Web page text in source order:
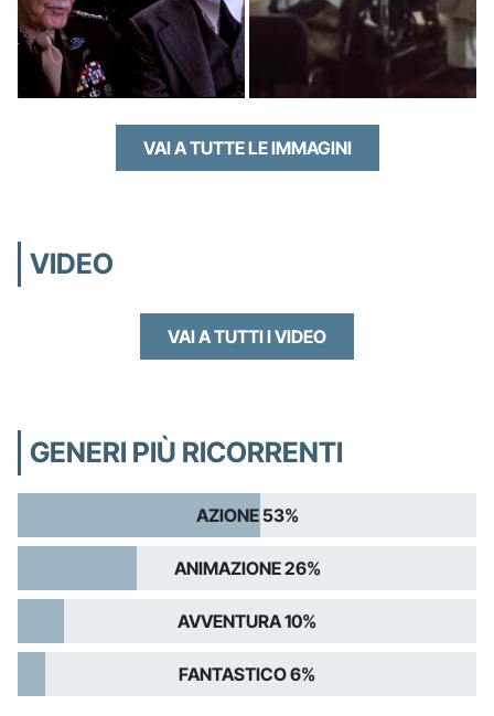
VAI A TUTTE LE IMMAGINI
VIDEO
VAI A TUTTI I VIDEO
GENERI PIÙ RICORRENTI
AZIONE 53%
ANIMAZIONE 26%
AVVENTURA 10%
FANTASTICO 6%